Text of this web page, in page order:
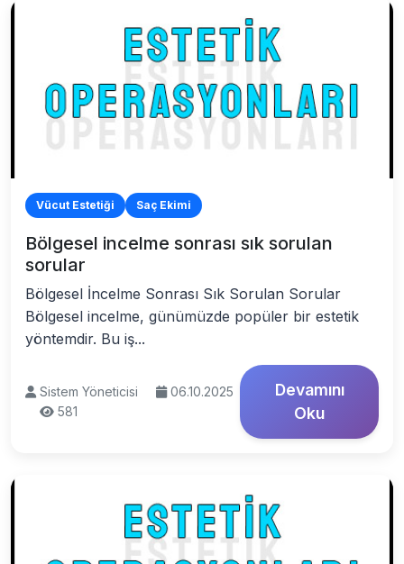
Vücut Estetiği Saç Ekimi
Bölgesel incelme sonrası sık sorulan
sorular
Bölgesel İncelme Sonrası Sık Sorulan Sorular
Bölgesel incelme, günümüzde popüler bir estetik
yöntemdir. Bu iş...
Sistem Yöneticisi
06.10.2025
581
Devamını
Oku